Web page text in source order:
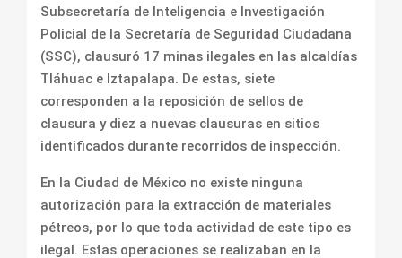
Subsecretaría de Inteligencia e Investigación
Policial de la Secretaría de Seguridad Ciudadana
(SSC), clausuró 17 minas ilegales en las alcaldías
Tláhuac e Iztapalapa. De estas, siete
corresponden a la reposición de sellos de
clausura y diez a nuevas clausuras en sitios
identificados durante recorridos de inspección.
En la Ciudad de México no existe ninguna
autorización para la extracción de materiales
pétreos, por lo que toda actividad de este tipo es
ilegal. Estas operaciones se realizaban en la